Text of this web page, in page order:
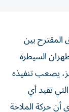
بين
السيطرة
يصعب تنفيذه
تقيد أي
حركة الملاحة